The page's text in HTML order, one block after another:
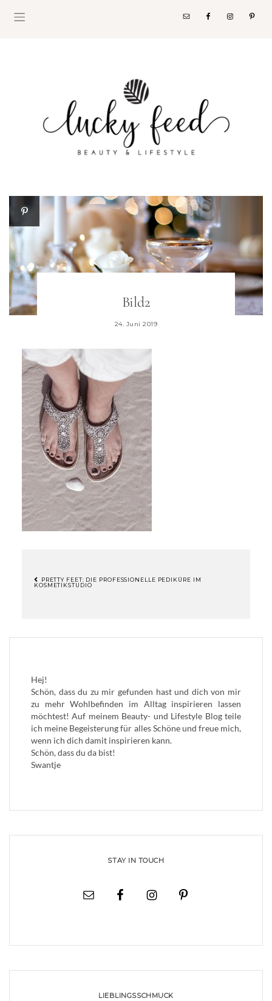
Bild2
24. Juni 2019
PRETTY FEET: DIE PROFESSIONELLE PEDIKÜRE IM
KOSMETIKSTUDIO
Hej!
Schön, dass du zu mir gefunden hast und dich von mir
zu mehr Wohlbefinden im Alltag inspirieren lassen
möchtest! Auf meinem Beauty- und Lifestyle Blog teile
ich meine Begeisterung für alles Schöne und freue mich,
wenn ich dich damit inspirieren kann.
Schön, dass du da bist!
Swantje
STAY IN TOUCH
LIEBLINGSSCHMUCK